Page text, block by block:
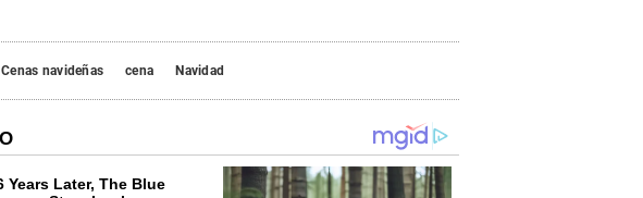
Cenas navideñas cena Navidad